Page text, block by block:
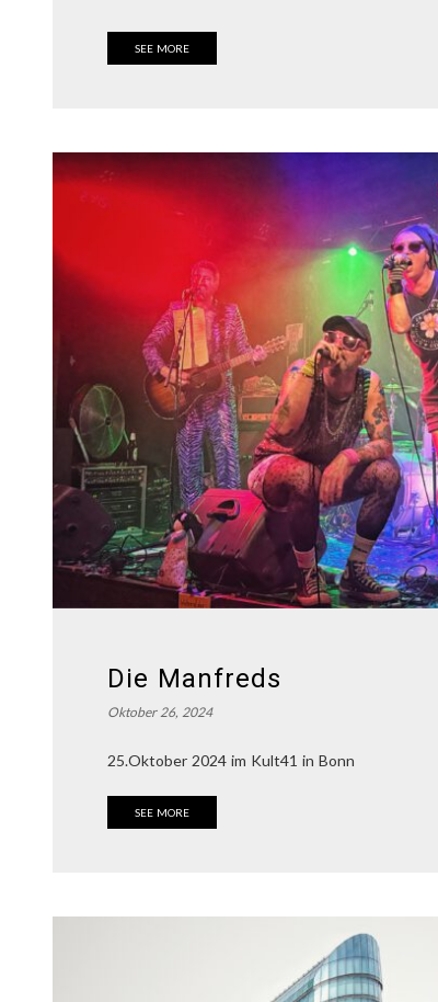
SEE MORE
Die Manfreds
Oktober 26, 2024
25.Oktober 2024 im Kult41 in Bonn
SEE MORE